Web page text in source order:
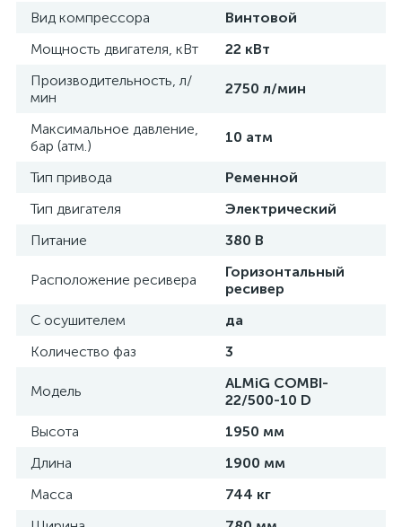
Вид компрессора
Винтовой
Мощность двигателя, кВт
22 кВт
Производительность, л/
мин
2750 л/мин
Максимальное давление,
бар (атм.)
10 атм
Тип привода
Ременной
Тип двигателя
Электрический
Питание
380 В
Расположение ресивера
Горизонтальный
ресивер
С осушителем
да
Количество фаз
3
Модель
ALMiG COMBI-
22/500-10 D
Высота
1950 мм
Длина
1900 мм
Масса
744 кг